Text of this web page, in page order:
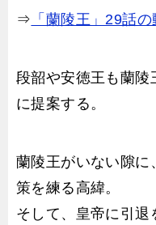
⇒ 「蘭陵王」29話
段韶や安徳王も蘭陵
に提案する。
蘭陵王がいない隙に
策を練る高緯。
そして、皇帝に引